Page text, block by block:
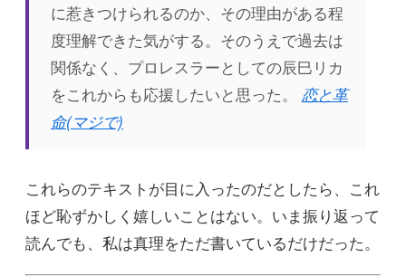
に惹きつけられるのか、その理由がある程
度理解できた気がする。そのうえで過去は
関係なく、プロレスラーとしての辰巳リカ
をこれからも応援したいと思った。 恋と革
命(マジで)
これらのテキストが目に入ったのだとしたら、これ
ほど恥ずかしく嬉しいことはない。いま振り返って
読んでも、私は真理をただ書いているだけだった。